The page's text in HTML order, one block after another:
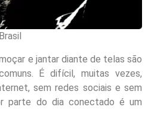
e jantar diante de telas são
É difícil, muitas vezes,
sem redes sociais e sem
parte do dia conectado é um